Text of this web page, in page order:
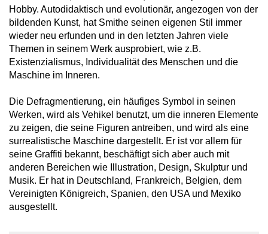
Hobby. Autodidaktisch und evolutionär, angezogen von der
bildenden Kunst, hat Smithe seinen eigenen Stil immer
wieder neu erfunden und in den letzten Jahren viele
Themen in seinem Werk ausprobiert, wie z.B.
Existenzialismus, Individualität des Menschen und die
Maschine im Inneren.
Die Defragmentierung, ein häufiges Symbol in seinen
Werken, wird als Vehikel benutzt, um die inneren Elemente
zu zeigen, die seine Figuren antreiben, und wird als eine
surrealistische Maschine dargestellt. Er ist vor allem für
seine Graffiti bekannt, beschäftigt sich aber auch mit
anderen Bereichen wie Illustration, Design, Skulptur und
Musik. Er hat in Deutschland, Frankreich, Belgien, dem
Vereinigten Königreich, Spanien, den USA und Mexiko
ausgestellt.